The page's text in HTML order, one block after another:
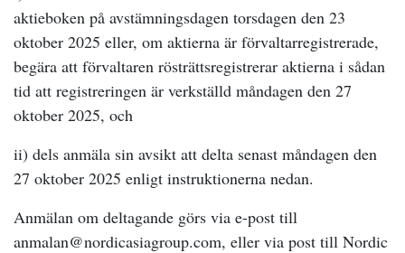
aktieboken på avstämningsdagen torsdagen den 23
oktober 2025 eller, om aktierna är förvaltarregistrerade,
begära att förvaltaren rösträttsregistrerar aktierna i sådan
tid att registreringen är verkställd måndagen den 27
oktober 2025, och
ii) dels anmäla sin avsikt att delta senast måndagen den
27 oktober 2025 enligt instruktionerna nedan.
Anmälan om deltagande görs via e-post till
anmalan@nordicasiagroup.com, eller via post till Nordic